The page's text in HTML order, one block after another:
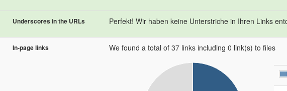
Underscores in the URLs Perfekt! Wir haben keine Unterstriche in Ihren Links
In-page links We found a total of 37 links including 0 link(s) to files